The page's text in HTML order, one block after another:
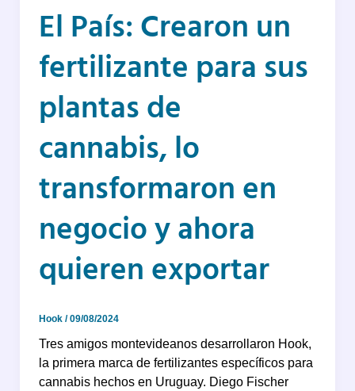
El País: Crearon un
fertilizante para sus
plantas de
cannabis, lo
transformaron en
negocio y ahora
quieren exportar
Hook /09/08/2024
Tres amigos montevideanos desarrollaron Hook,
la primera marca de fertilizantes específicos para
cannabis hechos en Uruguay. Diego Fischer